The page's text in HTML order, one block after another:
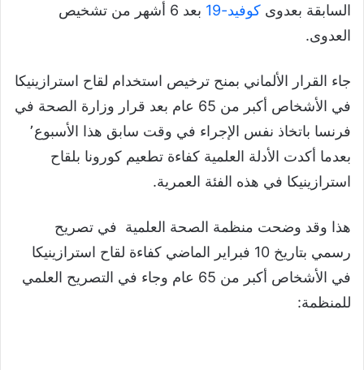
السابقة بعدوى كوفيد-19
بعد 6 أشهر من تشخيص
العدوى.
جاء القرار الألماني بمنح ترخيص استخدام لقاح استرازينيكا
في الأشخاص أكبر من 65 عام بعد قرار وزارة الصحة في
فرنسا باتخاذ نفس الإجراء في وقت سابق هذا الأسبوع٬
بعدما أكدت الأدلة العلمية كفاءة تطعيم كورونا بلقاح
استرازينيكا في هذه الفئة العمرية.
هذا وقد وضحت منظمة الصحة العلمية في تصريح
رسمي بتاريخ 10 فبراير الماضي كفاءة لقاح استرازينيكا
في الأشخاص أكبر من 65 عام وجاء في التصريح العلمي
للمنظمة: